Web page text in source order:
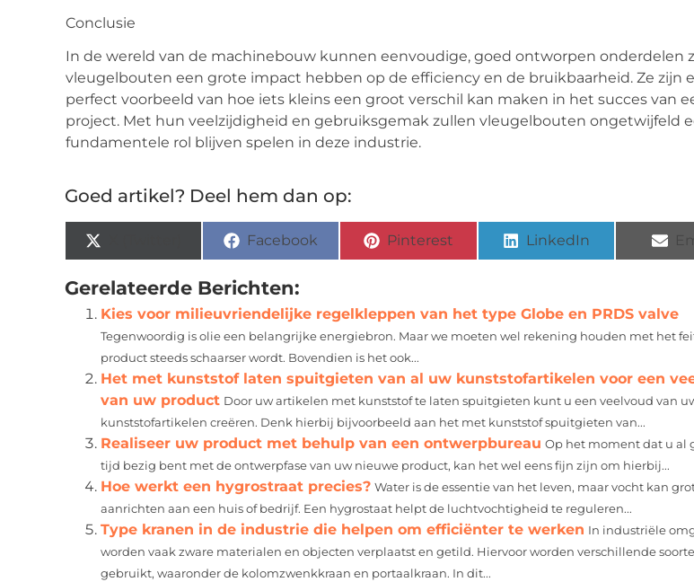
Conclusie
In de wereld van de machinebouw kunnen eenvoudige, goed ontworpen onderdelen
vleugelbouten een grote impact hebben op de efficiency en de bruikbaarheid. Ze zijn
perfect voorbeeld van hoe iets kleins een groot verschil kan maken in het succes van
project. Met hun veelzijdigheid en gebruiksgemak zullen vleugelbouten ongetwijfeld
fundamentele rol blijven spelen in deze industrie.
Goed artikel? Deel hem dan op:
Facebook Pinterest LinkedIn
Gerelateerde Berichten:
Kies voor milieuvriendelijke regelkleppen van het type Globe en PRDS valve
Tegenwoordig is olie een belangrijke energiebron. Maar we moeten wel rekening houden met het
product steeds schaarser wordt. Bovendien is het ook...
Het met kunststof laten spuitgieten van al uw kunststofartikelen voor een
van uw product Door uw artikelen met kunststof te laten spuitgieten kunt u een veelvoud van
kunststofartikelen creëren. Denk hierbij bijvoorbeeld aan het met kunststof spuitgieten van...
Realiseer uw product met behulp van een ontwerpbureau Op het moment dat u al
tijd bezig bent met de ontwerpfase van uw nieuwe product, kan het wel eens fijn zijn om hierbij...
Hoe werkt een hygrostraat precies? Water is de essentie van het leven, maar vocht kan
aanrichten aan een huis of bedrijf. Een hygrostaat helpt de luchtvochtigheid te reguleren...
Type kranen in de industrie die helpen om efficiënter te werken In industriële
worden vaak zware materialen en objecten verplaatst en getild. Hiervoor worden verschillende
gebruikt, waaronder de kolomzwenkkraan en portaalkraan. In dit...